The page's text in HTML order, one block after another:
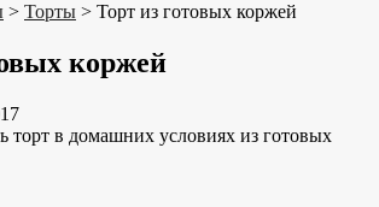
> Торты > Торт из готовых коржей
коржей